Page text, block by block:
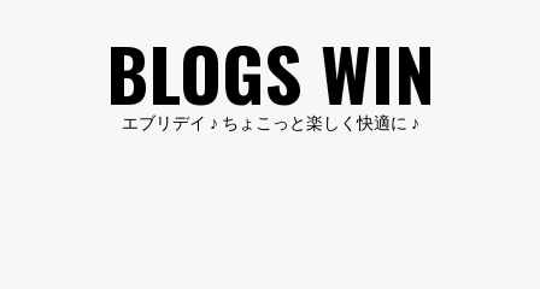
BLOGS WIN
エブリデイ ♪ ちょこっと楽しく快適に ♪